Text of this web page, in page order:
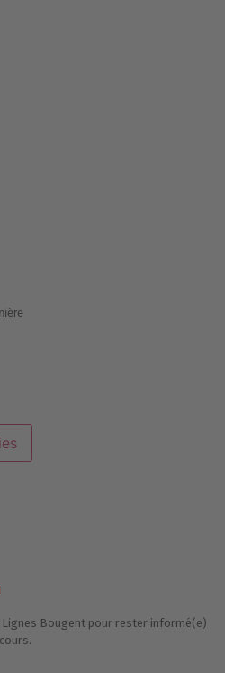
Lignes Bougent pour rester informé(e)